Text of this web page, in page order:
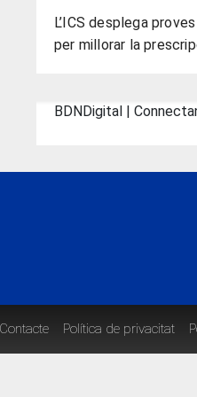
L’ICS desplega
per millorar la
BDNDigital |
Contacte Política de privacitat